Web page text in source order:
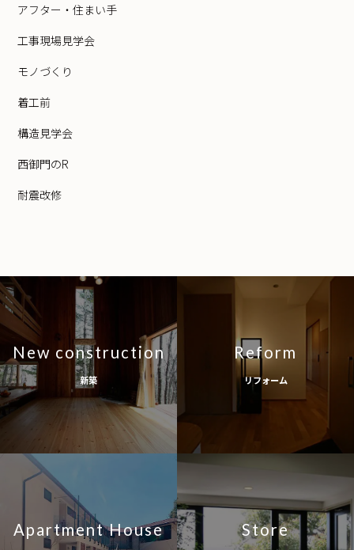
アフター・住まい手
工事現場見学会
モノづくり
着工前
構造見学会
西御門のR
耐震改修
New construction
新築
Reform
リフォーム
Apartment House Store